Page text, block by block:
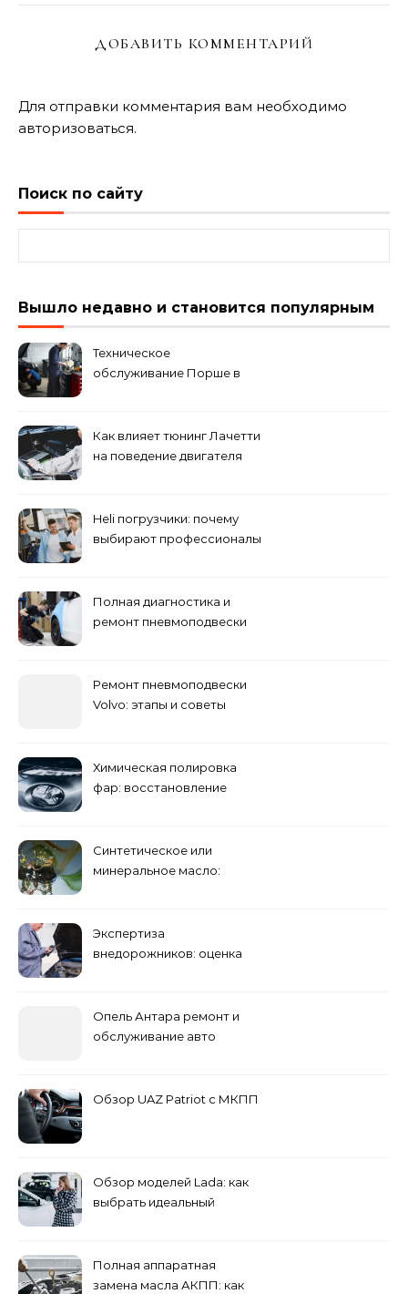
ДОБАВИТЬ КОММЕНТАРИЙ
Для отправки комментария вам необходимо
авторизоваться.
Поиск по сайту
Вышло недавно и становится популярным
Техническое
обслуживание Порше в
Как влияет тюнинг Лачетти
на поведение двигателя
Heli погрузчики: почему
выбирают профессионалы
Полная диагностика и
ремонт пневмоподвески
Ремонт пневмоподвески
Volvo: этапы и советы
Химическая полировка
фар: восстановление
Синтетическое или
минеральное масло:
Экспертиза
внедорожников: оценка
Опель Антара ремонт и
обслуживание авто
Обзор UAZ Patriot с МКПП
Обзор моделей Lada: как
выбрать идеальный
Полная аппаратная
замена масла АКПП: как